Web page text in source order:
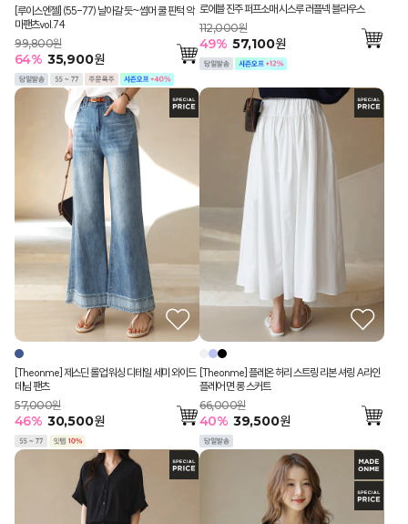
[루이스엔젤] (55-77) 날아갈 듯~썸머 쿨 핀턱 악
마팬츠vol.74
99,800원
64% 35,900원
로에블 진주 퍼프소매 시스루 러플넥 블라우스
112,000원
49% 57,100원
[Theonme] 제스딘 롤업 워싱 디테일 세미 와이드
데님 팬츠
57,000원
46% 30,500원
[Theonme] 플레온 허리 스트링 리본 셔링 A라인
플레어 면 롱 스커트
66,000원
40% 39,500원